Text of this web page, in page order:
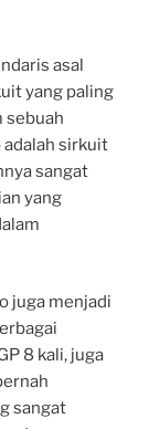
asal
yang paling
sebuah
adalah sirkuit
sangat
yang
juga menjadi
8 kali, juga
sangat